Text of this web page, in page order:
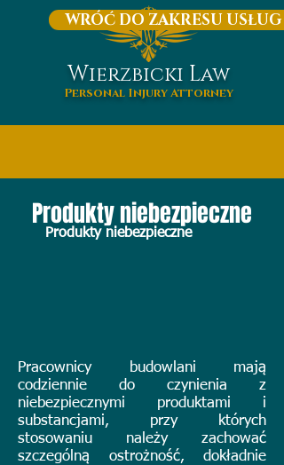
Wierzbicki Law
Personal Injury Attorney
WRÓĆ DO ZAKRESU USŁUG
Produkty niebezpieczne
Produkty niebezpieczne
Pracownicy budowlani mają
codziennie do czynienia z
niebezpiecznymi produktami i
substancjami, przy których
stosowaniu należy zachować
szczególną ostrożność, dokładnie